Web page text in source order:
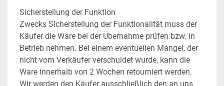
Sicherstellung der Funktion
Zwecks Sicherstellung der Funktionalität muss der
Käufer die Ware bei der Übernahme prüfen bzw. in
Betrieb nehmen. Bei einem eventuellen Mangel, der
nicht vom Verkäufer verschuldet wurde, kann die
Ware innerhalb von 2 Wochen retourniert werden.
Wir werden den Käufer ausschließlich den an uns